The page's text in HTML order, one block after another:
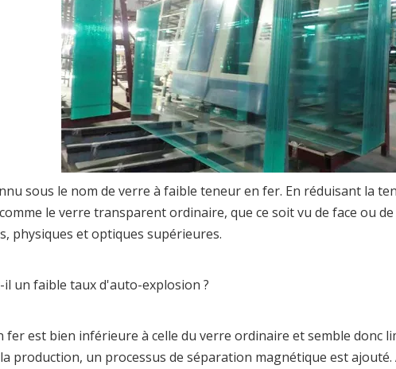
sous le nom de verre à faible teneur en fer. En réduisant la
le verre transparent ordinaire, que ce soit vu de face ou
physiques et optiques supérieures.
un faible taux d'auto-explosion ?
est bien inférieure à celle du verre ordinaire et semble donc
production, un processus de séparation magnétique est